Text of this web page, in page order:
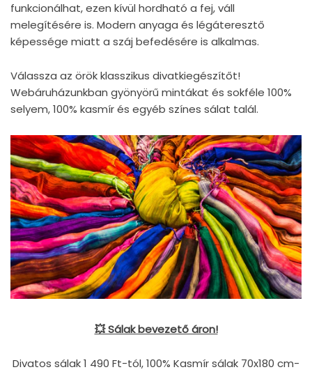
funkcionálhat, ezen kívül hordható a fej, váll
melegítésére is. Modern anyaga és légáteresztő
képessége miatt a száj befedésére is alkalmas.
Válassza az örök klasszikus divatkiegészítőt!
Webáruházunkban gyönyörű mintákat és sokféle 100%
selyem, 100% kasmír és egyéb színes sálat talál.
💥 Sálak bevezető áron!
Divatos sálak1 490 Ft-tól, 100% Kasmír sálak 70x180 cm-